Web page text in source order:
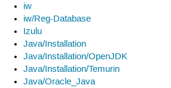
iw
iw/Reg-Database
Izulu
Java/Installation
Java/Installation/OpenJDK
Java/Installation/Temurin
Java/Oracle_Java